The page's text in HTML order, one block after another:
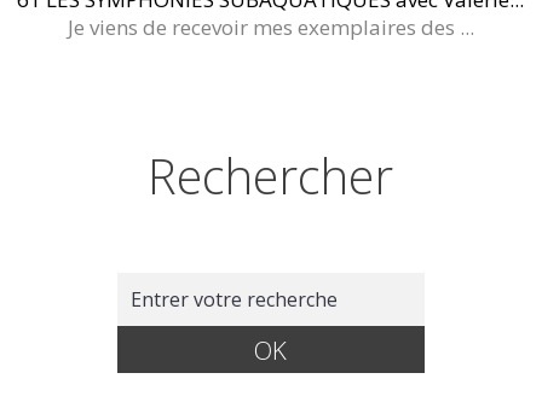
Je viens de recevoir mes exemplaires des ...
Rechercher